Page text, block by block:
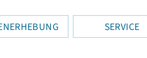
SERVICE